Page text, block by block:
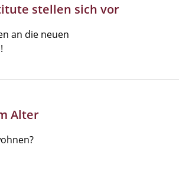
stellen sich vor
an die neuen
Alter